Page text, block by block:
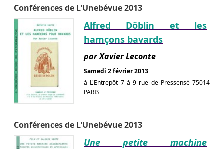
Conférences de L'Unebévue 2013
Alfred Döblin et les
hamçons bavards
par Xavier Leconte
Samedi 2 février 2013
à L'Entrepôt 7 à 9 rue de Pressensé 75014
PARIS
Conférences de L'Unebévue 2013
Une petite machine